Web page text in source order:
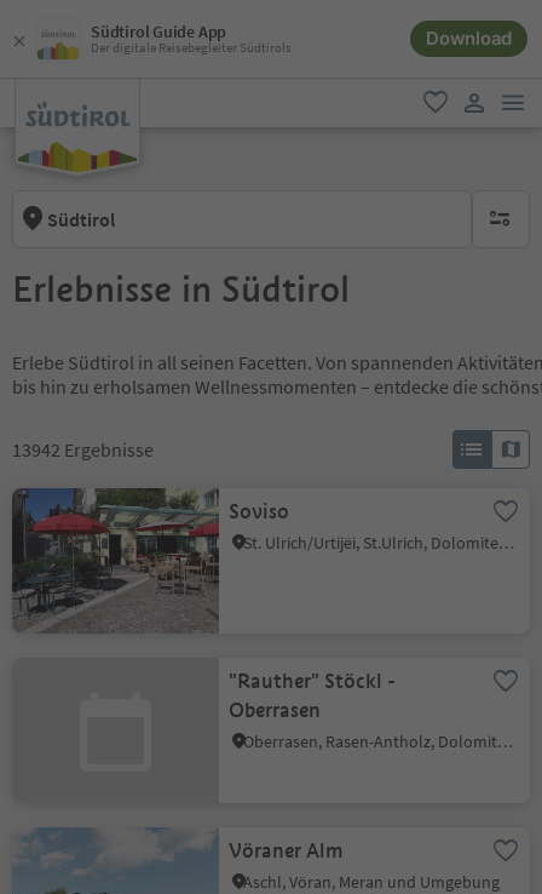
Südtirol Guide App
Der digitale Reisebegleiter Südtirols Download
favorit
Südtirol keine
Erlebnisse in Südtirol
Erlebe Südtirol in all seinen Facetten. Von spannenden
bis hin zu erholsamen Wellnessmomenten – entdecke die
13942 Ergebnisse
Soviso
St. Ulrich/Urtijëi, St.Ulrich, Dolomitenregion Gröden
"Rauther" Stöckl -
Oberrasen
Oberrasen, Rasen-Antholz, Dolomitenregion Kronplatz
Vöraner Alm
Aschl, Vöran, Meran und Umgebung